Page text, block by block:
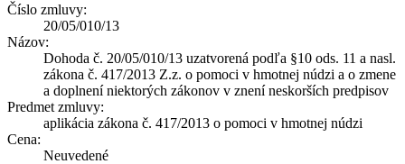
Číslo zmluvy:
20/05/010/13
Názov:
Dohoda č. 20/05/010/13 uzatvorená podľa §10 ods. 11 a nasl.
zákona č. 417/2013 Z.z. o pomoci v hmotnej núdzi a o zmene
a doplnení niektorých zákonov v znení neskorších predpisov
Predmet zmluvy:
aplikácia zákona č. 417/2013 o pomoci v hmotnej núdzi
Cena:
Neuvedené